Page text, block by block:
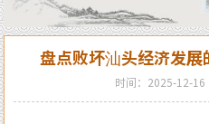
盘点败坏汕头经济发
时间：2025-12-16